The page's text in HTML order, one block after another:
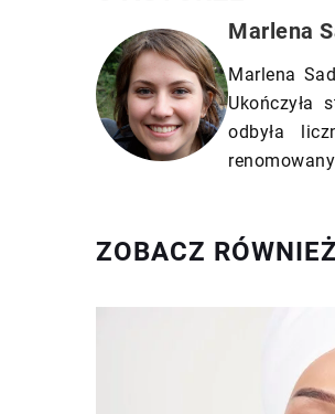
Marlena
Marlena
Ukończyła
odbyła
ZOBACZ RÓWNIEŻ